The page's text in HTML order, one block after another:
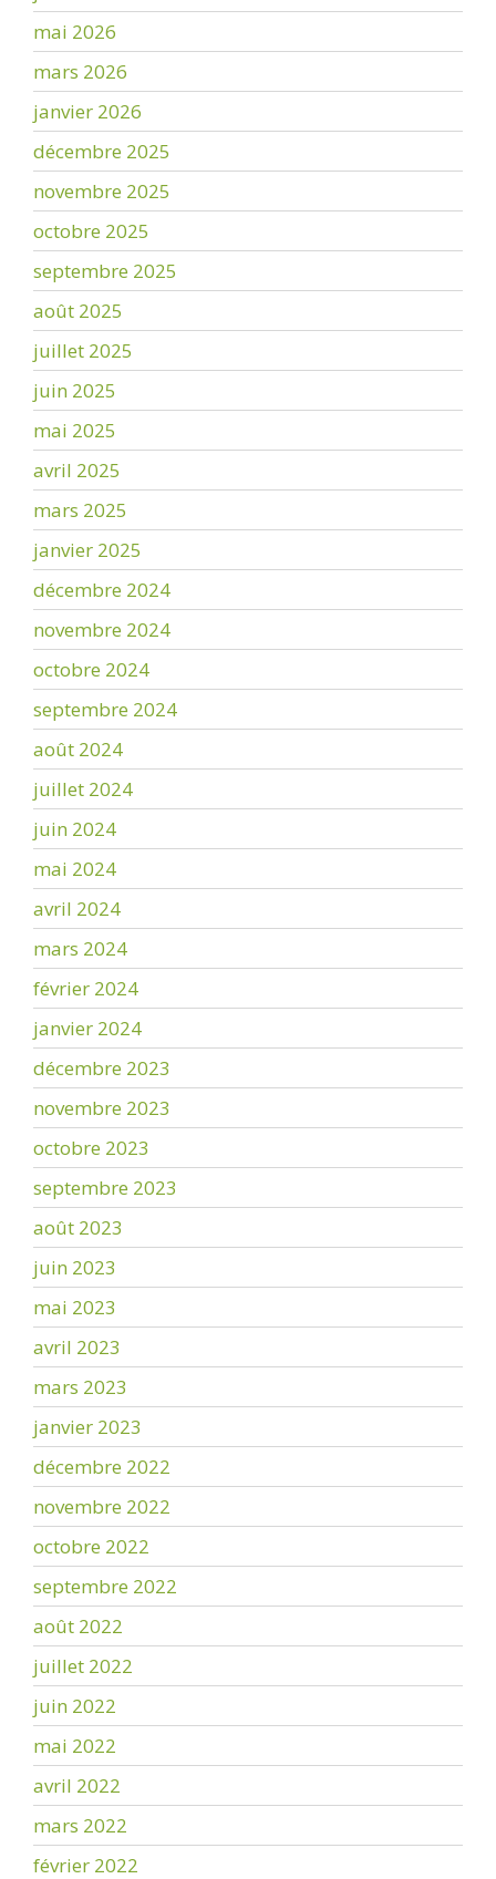
mai 2026
mars 2026
janvier 2026
décembre 2025
novembre 2025
octobre 2025
septembre 2025
août 2025
juillet 2025
juin 2025
mai 2025
avril 2025
mars 2025
janvier 2025
décembre 2024
novembre 2024
octobre 2024
septembre 2024
août 2024
juillet 2024
juin 2024
mai 2024
avril 2024
mars 2024
février 2024
janvier 2024
décembre 2023
novembre 2023
octobre 2023
septembre 2023
août 2023
juin 2023
mai 2023
avril 2023
mars 2023
janvier 2023
décembre 2022
novembre 2022
octobre 2022
septembre 2022
août 2022
juillet 2022
juin 2022
mai 2022
avril 2022
mars 2022
février 2022